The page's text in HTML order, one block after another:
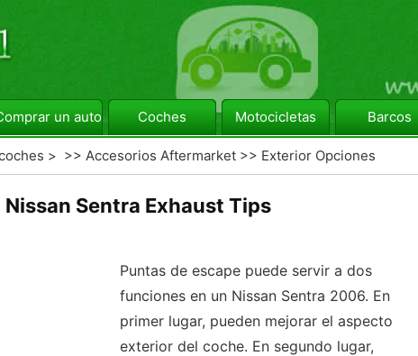
un automóvil Coches Motocicletas Barcos
> >> Accesorios Aftermarket>> Exterior Opciones
Sentra Exhaust Tips
Puntas de escape puede servir a dos
funciones en un Nissan Sentra 2006. En
primer lugar, pueden mejorar el aspecto
exterior del coche. En segundo lugar,